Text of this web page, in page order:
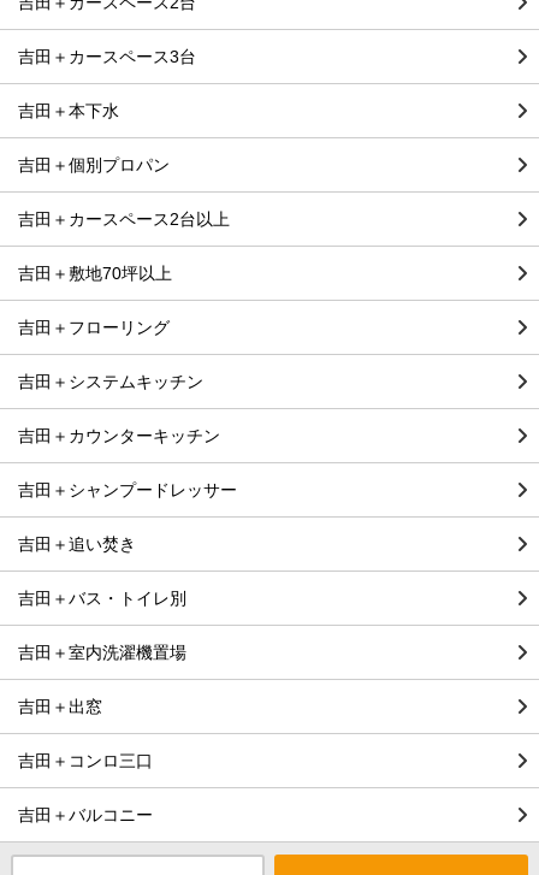
吉田＋カースペース3台
吉田＋本下水
吉田＋個別プロパン
吉田＋カースペース2台以上
吉田＋敷地70坪以上
吉田＋フローリング
吉田＋システムキッチン
吉田＋カウンターキッチン
吉田＋シャンプードレッサー
吉田＋追い焚き
吉田＋バス・トイレ別
吉田＋室内洗濯機置場
吉田＋出窓
吉田＋コンロ三口
吉田＋バルコニー